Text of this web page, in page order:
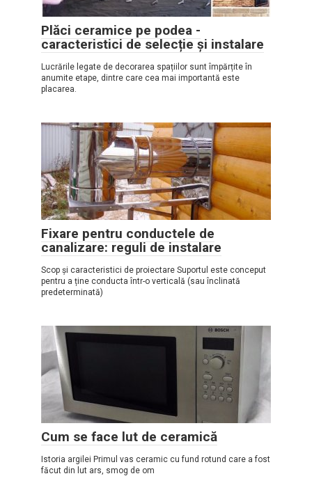
Plăci ceramice pe podea -
caracteristici de selecție și instalare
Lucrările legate de decorarea spațiilor sunt împărțite în
anumite etape, dintre care cea mai importantă este
placarea.
Fixare pentru conductele de
canalizare: reguli de instalare
Scop și caracteristici de proiectare Suportul este conceput
pentru a ține conducta într-o verticală (sau înclinată
predeterminată)
Cum se face lut de ceramică
Istoria argilei Primul vas ceramic cu fund rotund care a fost
făcut din lut ars, smog de om